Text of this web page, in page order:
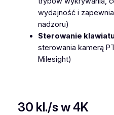
w
wydajność i
nadzoru)
Sterowanie
sterowania kamerą
Milesight)
30 kl./s w 4K